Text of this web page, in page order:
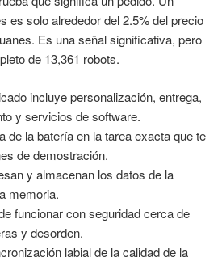
es solo alrededor del 2.5% del precio
Es una señal significativa, pero
de 13,361 robots.
incluye personalización, entrega,
y servicios de software.
de la batería en la tarea exacta que te
de demostración.
y almacenan los datos de la
memoria.
funcionar con seguridad cerca de
y desorden.
labial de la calidad de la